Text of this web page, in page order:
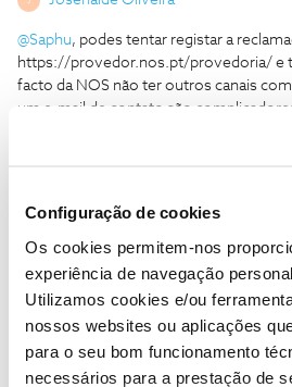
Configuração de cookies
Os cookies permitem-nos
experiência de navegação
Utilizamos cookies e/ou
nossos websites ou aplicações
para o seu bom funcionamento
necessários para a prestação de
@Saphu, podes tentar registar a
https://provedor.nos.pt/provedoria/ e
facto da NOS não ter outros canais
um e-mail de contato são
atenção para com o que deveria ser o
o cliente. A única forma de conversar
muitos clientes.
P 1 pessoa gostou